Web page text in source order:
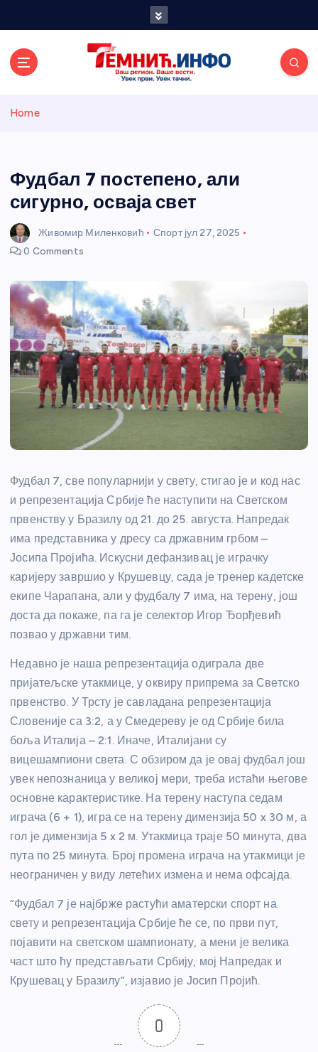
и портал
Home
Фудбал 7 постепено, али
сигурно, осваја свет
Живомир Миленковић Спорт јул 27, 2025
0 Comments
Фудбал 7, све популарнији у свету, стигао је и код нас
и репрезентација Србије ће наступити на Светском
првенству у Бразилу од 21. до 25. августа. Напредак
има представника у дресу са државним грбом –
Јосипа Пројића. Искусни дефанзивац је играчку
каријеру завршио у Крушевцу, сада је тренер кадетске
екипе Чарапана, али у фудбалу 7 има, на терену, још
доста да покаже, па га је селектор Игор Ђорђевић
позвао у државни тим.
Недавно је наша репрезентација одиграла две
пријатељске утакмице, у оквиру припрема за Светско
првенство. У Трсту је савладана репрезентација
Словеније са 3:2, а у Смедереву је од Србије била
боља Италија – 2:1. Иначе, Италијани су
вицешампиони света. С обзиром да је овај фудбал још
увек непознаница у великој мери, треба истаћи његове
основне карактеристике. На терену наступа седам
играча (6 + 1), игра се на терену димензија 50 x 30 м, а
гол је димензија 5 x 2 м. Утакмица траје 50 минута, два
пута по 25 минута. Број промена играча на утакмици је
неограничен у виду летећих измена и нема офсајда.
“Фудбал 7 је најбрже растући аматерски спорт на
свету и репрезентација Србије ће се, по први пут,
појавити на светском шампионату, а мени је велика
част што ћу представљати Србију, мој Напредак и
Крушевац у Бразилу”, изјавио је Јосип Пројић.
0